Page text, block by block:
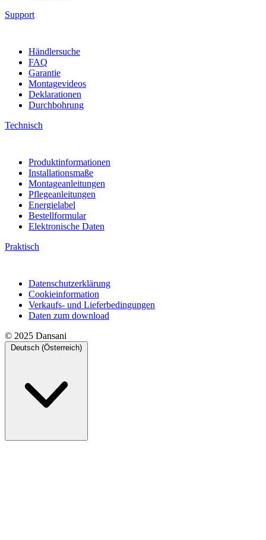
Support
Händlersuche
FAQ
Garantie
Montagevideos
Deklarationen
Durchbohrung
Technisch
Produktinformationen
Installationsmaße
Montageanleitungen
Pflegeanleitungen
Energielabel
Bestellformular
Elektronische Daten
Praktisch
Datenschutzerklärung
Cookieinformation
Verkaufs- und Lieferbedingungen
Daten zum download
© 2025 Dansani
Deutsch (Österreich)